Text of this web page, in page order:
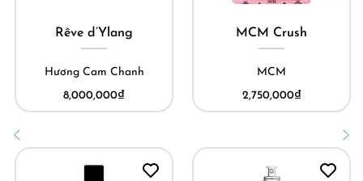
Rêve d’Ylang
Hương Cam Chanh
8,000,000₫
MCM Crush
MCM
2,750,000₫